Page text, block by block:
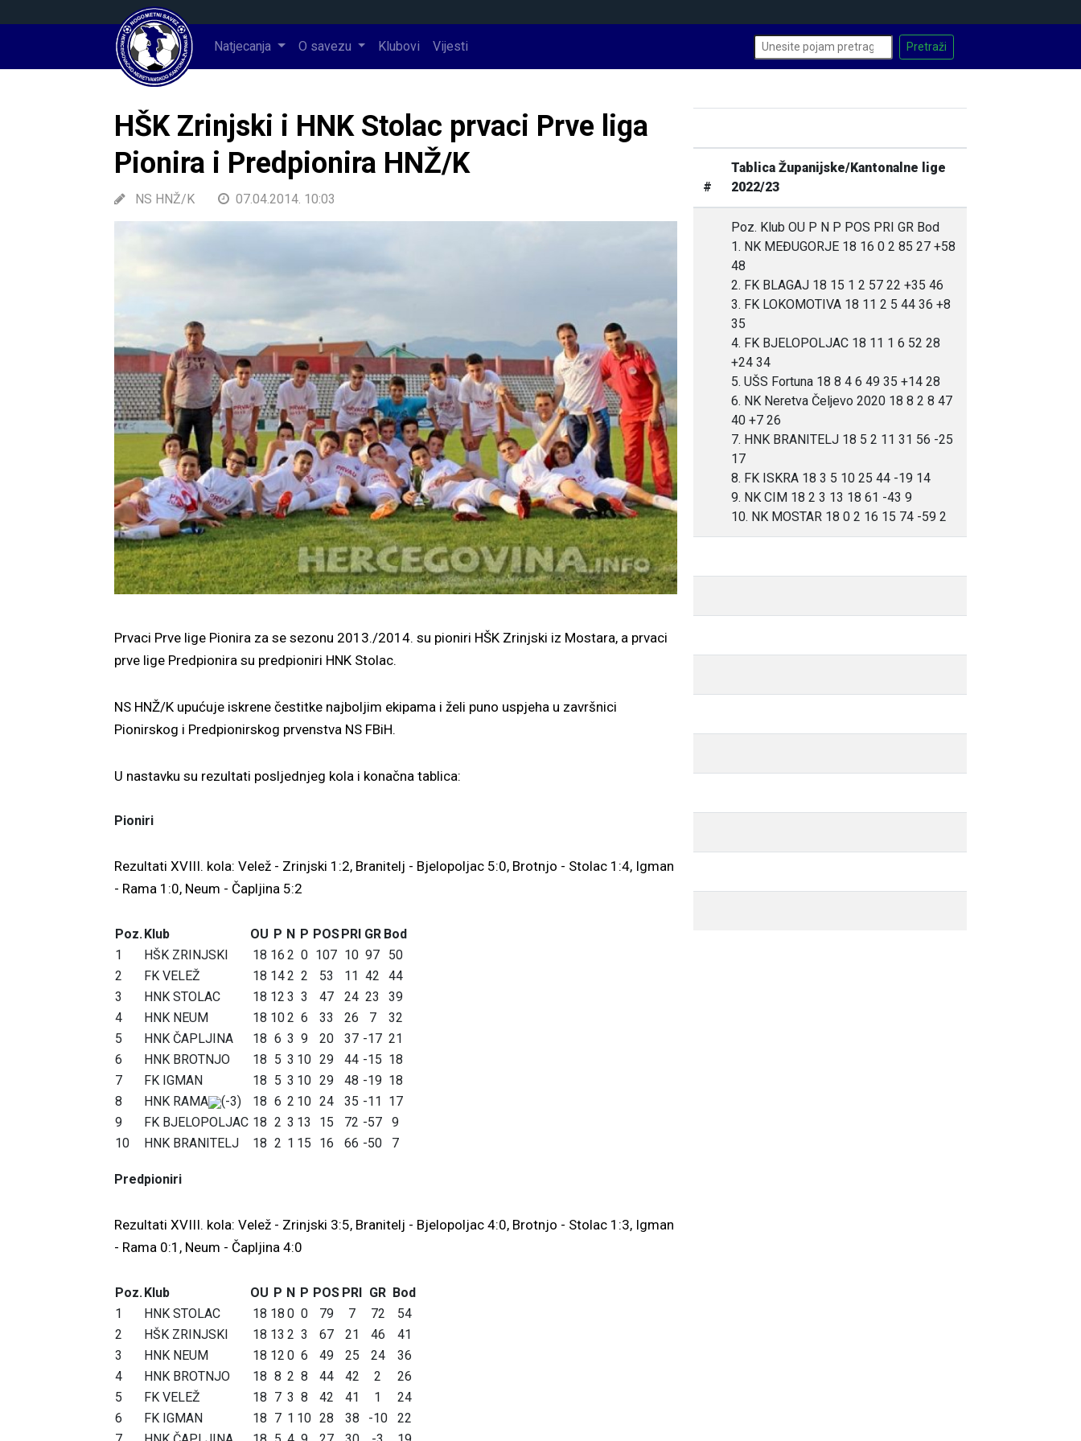
Natjecanja O savezu Klubovi Vijesti
HŠK Zrinjski i HNK Stolac prvaci Prve liga
Pionira i Predpionira HNŽ/K
NS HNŽ/K 07.04.2014. 10:03
Prvaci Prve lige Pionira za se sezonu 2013./2014. su pioniri HŠK Zrinjski iz Mostara, a prvaci
prve lige Predpionira su predpioniri HNK Stolac.
NS HNŽ/K upućuje iskrene čestitke najboljim ekipama i želi puno uspjeha u završnici
Pionirskog i Predpionirskog prvenstva NS FBiH.
U nastavku su rezultati posljednjeg kola i konačna tablica:
Pioniri
Rezultati XVIII. kola: Velež - Zrinjski 1:2, Branitelj - Bjelopoljac 5:0, Brotnjo - Stolac 1:4, Igman
- Rama 1:0, Neum - Čapljina 5:2
Poz. Klub OU P N P POS PRI GR Bod
1
HŠK ZRINJSKI 18 16 2 0 107 10 97
50
2
FK VELEŽ 18 142 2 53 11 42
44
3
HNK STOLAC 18 12 3 3 47 24 23
39
4
HNK NEUM 18 102 6 33 26 7
32
5
HNK ČAPLJINA 18 6 3 9 20 37 -17 21
6
HNK BROTNJO 18 5 3 10 29 44 -15 18
7
FK IGMAN 18 5 3 10 29 48 -19 18
8
HNK RAMA (-3) 18 6 2 10 24 35 -11
17
9
FK BJELOPOLJAC 18 2 3 13 15 72 -57
9
10
HNK BRANITELJ 18 2 1 15 16 66 -50 7
Predpioniri
Rezultati XVIII. kola: Velež - Zrinjski 3:5, Branitelj - Bjelopoljac 4:0, Brotnjo - Stolac 1:3, Igman
- Rama 0:1, Neum - Čapljina 4:0
Poz. Klub OU P N P POS PRI GR Bod
1
HNK STOLAC 18 18 0 0 79 7 72
54
2
HŠK ZRINJSKI 18 13 2 3 67 21 46
41
3
HNK NEUM 18 12 0 6 49 25 24
36
4
HNK BROTNJO 18 8 2 8 44 42 2
26
5
FK VELEŽ 18 7 3 8 42 41 1
24
6
FK IGMAN 18 7 1 10 28 38 -10
22
#
Tablica Županijske/Kantonalne lige
2022/23
Poz. Klub OU P N P POS PRI GR Bod
1. NK MEĐUGORJE 18 16 0 2 85 27 +58
48
2. FK BLAGAJ 18 15 1 2 57 22 +35 46
3. FK LOKOMOTIVA 18 11 2 5 44 36 +8
35
4. FK BJELOPOLJAC 18 11 1 6 52 28
+24 34
5. UŠS Fortuna 18 8 4 6 49 35 +14 28
6. NK Neretva Čeljevo 2020 18 8 2 8 47
40 +7 26
7. HNK BRANITELJ 18 5 2 11 31 56 -25
17
8. FK ISKRA 18 3 5 10 25 44 -19 14
9. NK CIM 18 2 3 13 18 61 -43 9
10. NK MOSTAR 18 0 2 16 15 74 -59 2